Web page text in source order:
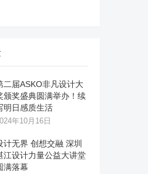
二届ASKO非凡设计大
颁奖盛典圆满举办！续
明日感质生活
年10月16日
计无界 创想交融 深圳
江设计力量公益大讲堂
满落幕